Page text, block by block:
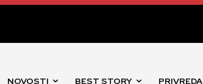
NOVOSTI BEST STORY PRIVREDA